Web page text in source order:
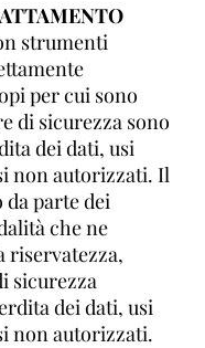
strumenti
per cui sono
di sicurezza sono
dei dati, usi
non autorizzati. Il
da parte dei
che ne
riservatezza,
sicurezza
dei dati, usi
non autorizzati.